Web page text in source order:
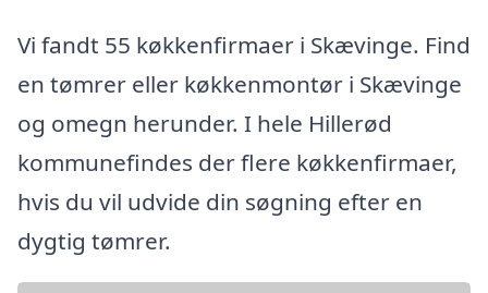
Vi fandt 55 køkkenfirmaer i Skævinge. Find
en tømrer eller køkkenmontør i Skævinge
og omegn herunder. I hele Hillerød
kommunefindes der flere køkkenfirmaer,
hvis du vil udvide din søgning efter en
dygtig tømrer.